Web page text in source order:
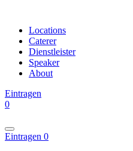
Locations
Caterer
Dienstleister
Speaker
About
Eintragen
0
Eintragen 0